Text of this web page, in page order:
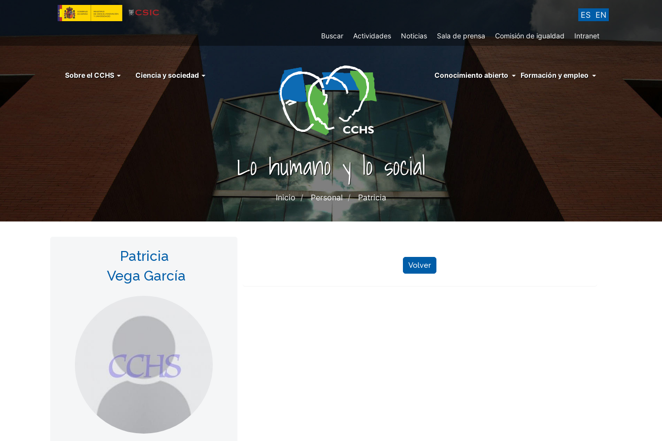
principal
ES EN
Top
Buscar Actividades Noticias Sala de prensa Comisión de igualdad Intranet
Menu
Sobre el CCHS Ciencia y sociedad
menu
conocimiento
abierto
Conocimiento abierto Formación y empleo
Lo humano y lo social
Inicio Personal Patricia
Patricia
Vega García
Volver